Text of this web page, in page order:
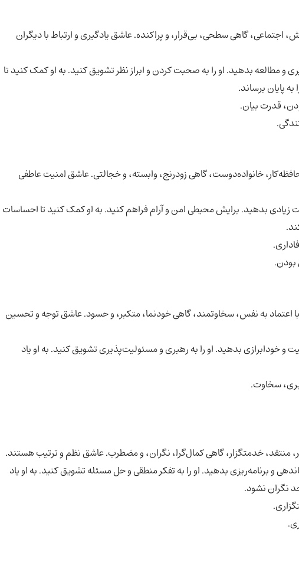
اجتماعی، گاهی سطحی، بی‌قرار، و پراکنده. عاشق یادگیری و ارتباط با دیگران
و مطالعه بدهید. او را به صحبت کردن و ابراز نظر تشویق کنید. به او کمک کنید تا
پایان برساند.
قدرت بیان.
خانواده‌دوست، گاهی زودرنج، وابسته، و خجالتی. عاشق امنیت عاطفی
بدهید. برایش محیطی امن و آرام فراهم کنید. به او کمک کنید تا احساسات
بودن.
با اعتماد به نفس، سخاوتمند، گاهی خودنما، متکبر، و حسود. عاشق توجه و تحسین
خودابرازی بدهید. او را به رهبری و مسئولیت‌پذیری تشویق کنید. به او یاد
سخاوت.
منتقد، خدمتگزار، گاهی کمال‌گرا، نگران، و مضطرب. عاشق نظم و ترتیب هستند.
و برنامه‌ریزی بدهید. او را به تفکر منطقی و حل مسئله تشویق کنید. به او یاد
نگران نشود.